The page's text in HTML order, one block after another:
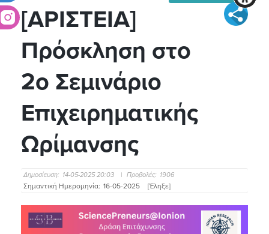
[ΑΡΙΣΤΕΙΑ]
Πρόσκληση στο
2o Σεμινάριο
Επιχειρηματικής
Ωρίμανσης
Δημοσίευση: 14-05-2025 20:03 | Προβολές: 1906
Σημαντική Ημερομηνία: 16-05-2025 [Έληξε]